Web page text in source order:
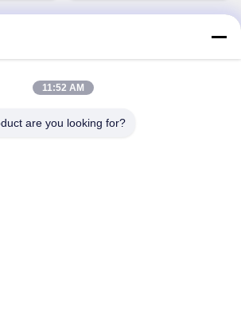
ville de Tongxiang, province du
11:52 AM
are you looking for?